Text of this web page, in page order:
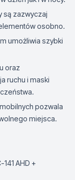
są zazwyczaj
osobno.
umożliwia szybki
oraz
ruchu i maski
pozwala
miejsca.
AHD +